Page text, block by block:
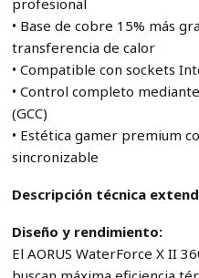
• Base de cobre 15% más
transferencia de calor
• Compatible con sockets
• Control completo
(GCC)
• Estética gamer premium
sincronizable
Descripción técnica
Diseño y rendimiento:
El AORUS WaterForce X II